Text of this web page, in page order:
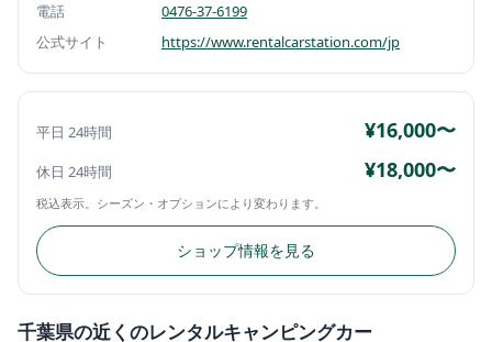
電話
0476-37-6199
公式サイト
https://www.rentalcarstation.com/jp
平日 24時間 ¥16,000〜
休日 24時間 ¥18,000〜
税込表示。シーズン・オプションにより変わります。
ショップ情報を見る
千葉県の近くのレンタルキャンピングカー